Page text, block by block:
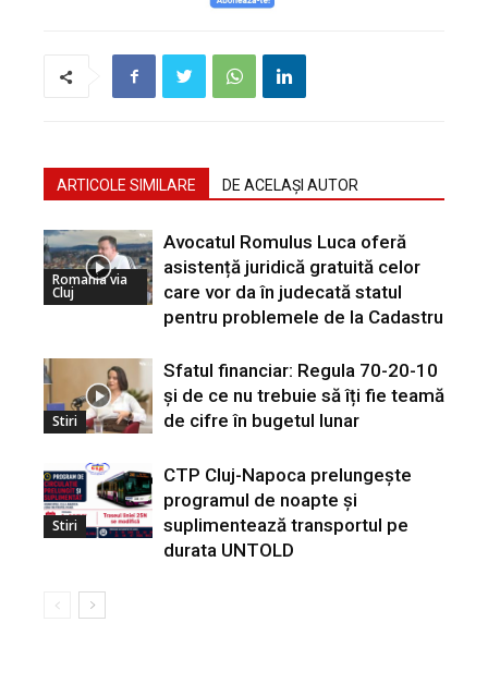
ARTICOLE SIMILARE DE ACELAȘI AUTOR
Romania via
Cluj
Avocatul Romulus Luca oferă
asistență juridică gratuită celor
care vor da în judecată statul
pentru problemele de la Cadastru
Stiri
Sfatul financiar: Regula 70-20-10
și de ce nu trebuie să îți fie teamă
de cifre în bugetul lunar
Stiri
CTP Cluj-Napoca prelungește
programul de noapte și
suplimentează transportul pe
durata UNTOLD